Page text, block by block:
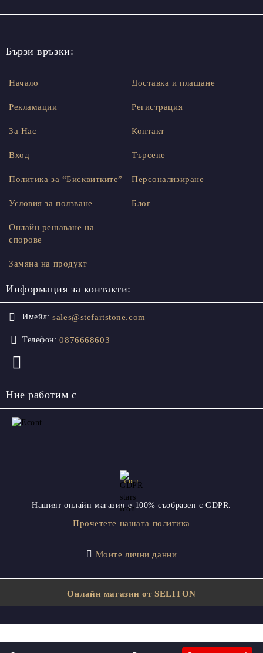
Бързи връзки:
Начало
Рекламации
За Нас
Вход
Доставка и плащане
Регистрация
Контакт
Търсене
Политика за “Бисквитките”
Условия за ползване
Онлайн решаване на
спорове
Замяна на продукт
Персонализиране
Блог
Информация за контакти:
Имейл: sales@stefartstone.com
Телефон: 0876668603
Ние работим с
GDPR
Нашият онлайн магазин е 100% съобразен с GDPR.
Прочетете нашата политика
Моите лични данни
Онлайн магазин от SELITON